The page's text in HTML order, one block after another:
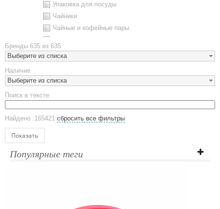
Упаковка для посуды
Чайники
Чайные и кофейные пары
Наборы посуды
Предметы сервировки
Стаканы
Эко кружки
ЕВРОПОСУДА
Аксессуары
Ежедневники и блокноты
Датированные ежедневники
Планинги недатированные
Бренды 635 из 635
Выберите из списка
Наличие
Выберите из списка
Поиск в тексте
Найдено :165421 сбросить все фильтры
Показать
Популярные теги